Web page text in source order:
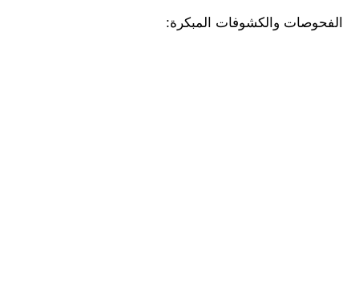
الفحوصات والكشوفات المبكرة: